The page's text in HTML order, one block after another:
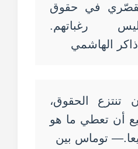
تقصّري في حقوق
رغباتهم.
الهاشمي
تنتزع الحقوق،
أن تعطي ما هو
توماس بين